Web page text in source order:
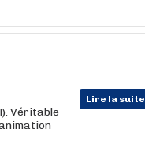
Lire la suite
Véritable